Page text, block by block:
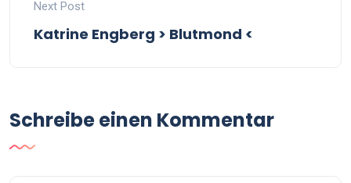
Next Post
Katrine Engberg > Blutmond <
Schreibe einen Kommentar